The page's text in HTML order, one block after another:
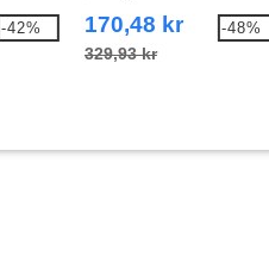
-42% 170,48 kr
329,93 kr
-48%